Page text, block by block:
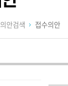
의안검색 접수의안